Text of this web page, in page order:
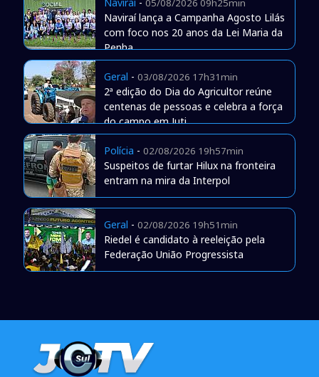
05/08/2026 09h25min
Naviraí lança a Campanha Agosto Lilás
com foco nos 20 anos da Lei Maria da
Penha
Geral - 03/08/2026 17h31min
2ª edição do Dia do Agricultor reúne
centenas de pessoas e celebra a força
do campo em Juti
Polícia - 02/08/2026 19h57min
Suspeitos de furtar Hilux na fronteira
entram na mira da Interpol
Geral - 02/08/2026 19h51min
Riedel é candidato à reeleição pela
Federação União Progressista